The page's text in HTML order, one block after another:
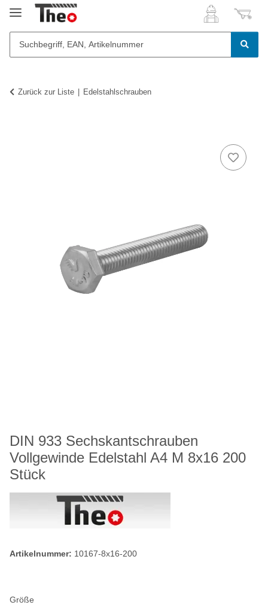
Zurück zur Liste Edelstahlschrauben
DIN 933 Sechskantschrauben
Vollgewinde Edelstahl A4 M 8x16 200
Stück
Artikelnummer: 10167-8x16-200
Größe